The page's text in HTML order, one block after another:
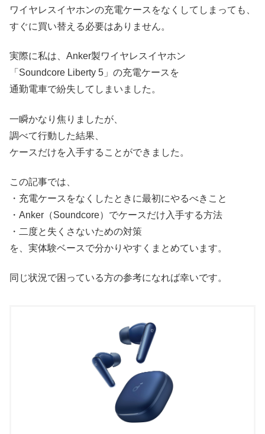
ワイヤレスイヤホンの充電ケースをなくしてしまっても、
すぐに買い替える必要はありません。
実際に私は、Anker製ワイヤレスイヤホン
「Soundcore Liberty 5」の充電ケースを
通勤電車で紛失してしまいました。
一瞬かなり焦りましたが、
調べて行動した結果、
ケースだけを入手することができました。
この記事では、
・充電ケースをなくしたときに最初にやるべきこと
・Anker（Soundcore）でケースだけ入手する方法
・二度と失くさないための対策
を、実体験ベースで分かりやすくまとめています。
同じ状況で困っている方の参考になれば幸いです。